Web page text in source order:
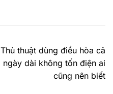
Thủ thuật dùng điều hòa cả
ngày dài không tốn điện ai
cũng nên biết